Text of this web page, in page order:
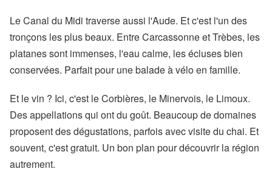
Le Canal du Midi traverse aussi l'Aude. Et c'est l'un des
tronçons les plus beaux. Entre Carcassonne et Trèbes, les
platanes sont immenses, l'eau calme, les écluses bien
conservées. Parfait pour une balade à vélo en famille.
Et le vin ? Ici, c'est le Corbières, le Minervois, le Limoux.
Des appellations qui ont du goût. Beaucoup de domaines
proposent des dégustations, parfois avec visite du chai. Et
souvent, c'est gratuit. Un bon plan pour découvrir la région
autrement.